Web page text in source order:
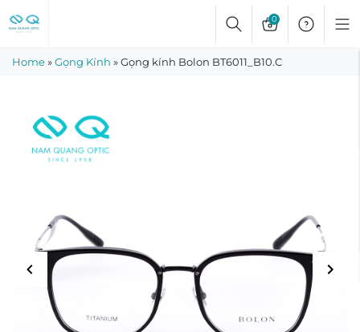
to
0
Home»Gọng Kính »Gọng kính Bolon BT6011_B10.C